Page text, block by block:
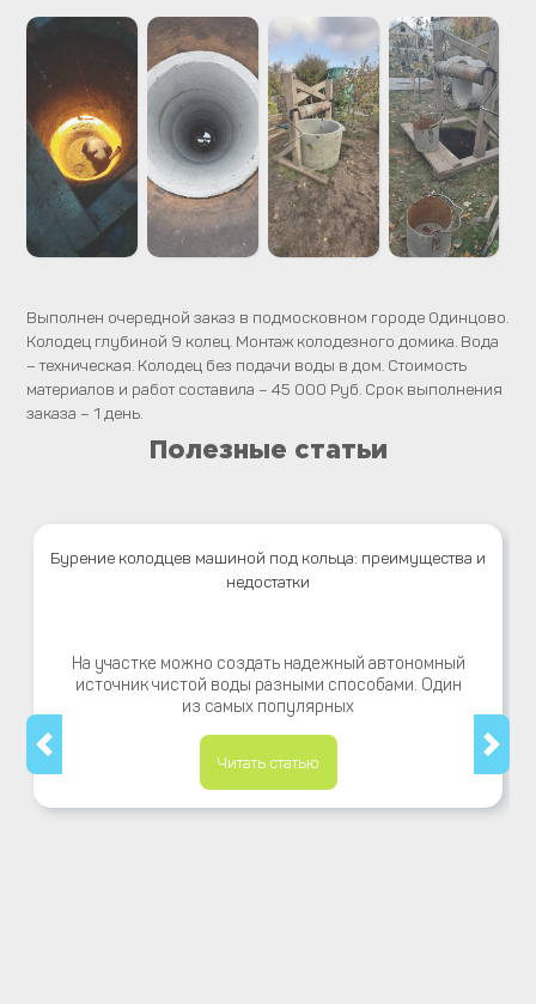
Выполнен очередной заказ в подмосковном городе Одинцово.
Колодец глубиной 9 колец. Монтаж колодезного домика. Вода
– техническая. Колодец без подачи воды в дом. Стоимость
материалов и работ составила – 45 000 Руб. Срок выполнения
заказа – 1 день.
Полезные статьи
Бурение колодцев машиной под кольца: преимущества и
недостатки
На участке можно создать надежный автономный
источник чистой воды разными способами. Один
из самых популярных
Читать статью